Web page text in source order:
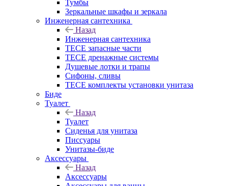
Тумбы
Зеркальные шкафы и зеркала
Инженерная сантехника
Назад
Инженерная сантехника
TECE запасные части
TECE дренажные системы
Душевые лотки и трапы
Сифоны, сливы
TECE комплекты установки унитаза
Биде
Туалет
Назад
Туалет
Сиденья для унитаза
Писсуары
Унитазы-биде
Аксессуары
Назад
Аксессуары